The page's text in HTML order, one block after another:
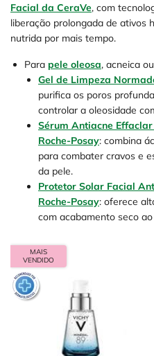
Facial da CeraVe, com
liberação prolongada de ativos
nutrida por mais tempo.
Para pele oleosa, acneica
Gel de Limpeza
purifica os poros
controlar a oleosidade
Sérum Antiacne
Roche-Posay: combina
para combater cravos e
da pele.
Protetor Solar Facial
Roche-Posay: oferece
com acabamento seco
MAIS
VENDIDO